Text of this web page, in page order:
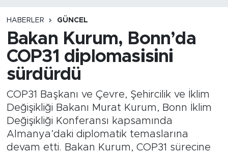
HABERLER GÜNCEL
Bakan Kurum, Bonn’da
COP31 diplomasisini
sürdürdü
COP31 Başkanı ve Çevre, Şehircilik ve İklim
Değişikliği Bakanı Murat Kurum, Bonn İklim
Değişikliği Konferansı kapsamında
Almanya’daki diplomatik temaslarına
devam etti. Bakan Kurum, COP31 sürecine
Gündem
İlçeler
Magazin
Özel Haber
Tüm Manşetler
Son Dakika Haberleri